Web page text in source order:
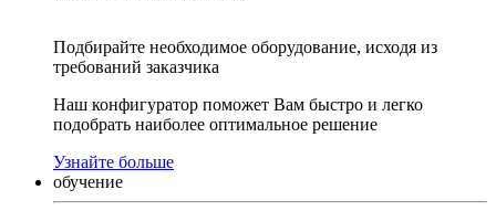
Подбирайте необходимое оборудование, исходя из
требований заказчика
Наш конфигуратор поможет Вам быстро и легко
подобрать наиболее оптимальное решение
Узнайте больше
обучение